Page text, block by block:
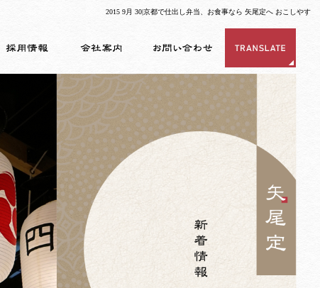
2015 9月 30|京都で仕出し弁当、お食事なら 矢尾定へ おこしやす